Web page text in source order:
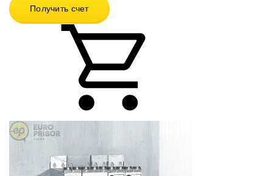
Получить счет